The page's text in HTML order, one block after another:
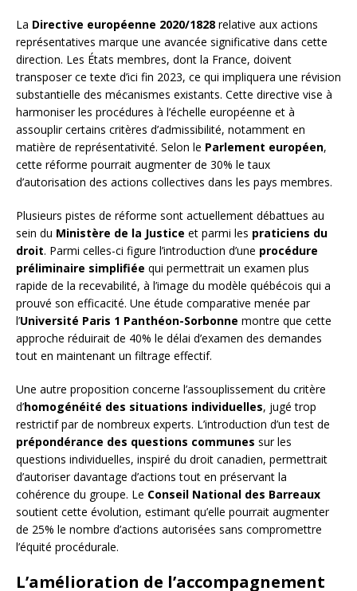
La Directive européenne 2020/1828 relative aux actions
représentatives marque une avancée significative dans cette
direction. Les États membres, dont la France, doivent
transposer ce texte d’ici fin 2023, ce qui impliquera une révision
substantielle des mécanismes existants. Cette directive vise à
harmoniser les procédures à l’échelle européenne et à
assouplir certains critères d’admissibilité, notamment en
matière de représentativité. Selon le Parlement européen,
cette réforme pourrait augmenter de 30% le taux
d’autorisation des actions collectives dans les pays membres.
Plusieurs pistes de réforme sont actuellement débattues au
sein du Ministère de la Justice et parmi les praticiens du
droit. Parmi celles-ci figure l’introduction d’une procédure
préliminaire simplifiée qui permettrait un examen plus
rapide de la recevabilité, à l’image du modèle québécois qui a
prouvé son efficacité. Une étude comparative menée par
l’Université Paris 1 Panthéon-Sorbonne montre que cette
approche réduirait de 40% le délai d’examen des demandes
tout en maintenant un filtrage effectif.
Une autre proposition concerne l’assouplissement du critère
d’homogénéité des situations individuelles, jugé trop
restrictif par de nombreux experts. L’introduction d’un test de
prépondérance des questions communes sur les
questions individuelles, inspiré du droit canadien, permettrait
d’autoriser davantage d’actions tout en préservant la
cohérence du groupe. Le Conseil National des Barreaux
soutient cette évolution, estimant qu’elle pourrait augmenter
de 25% le nombre d’actions autorisées sans compromettre
l’équité procédurale.
L’amélioration de l’accompagnement